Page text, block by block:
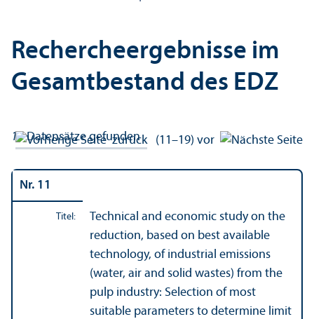
Rechercheergebnisse im
Gesamtbestand des EDZ
19Datensätze gefunden
zurück(11–19) vor
Nr. 11
Titel:
Technical and economic study on the
reduction, based on best available
technology, of industrial emissions
(water, air and solid wastes) from the
pulp industry: Selection of most
suitable parameters to determine limit